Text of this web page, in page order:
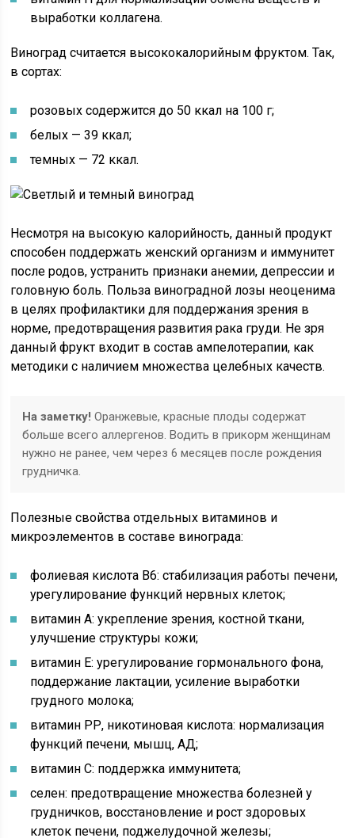
выработки коллагена.
Виноград считается высококалорийным фруктом. Так,
в сортах:
розовых содержится до 50 ккал на 100 г;
белых — 39 ккал;
темных — 72 ккал.
Несмотря на высокую калорийность, данный продукт
способен поддержать женский организм и иммунитет
после родов, устранить признаки анемии, депрессии и
головную боль. Польза виноградной лозы неоценима
в целях профилактики для поддержания зрения в
норме, предотвращения развития рака груди. Не зря
данный фрукт входит в состав ампелотерапии, как
методики с наличием множества целебных качеств.
На заметку! Оранжевые, красные плоды содержат
больше всего аллергенов. Водить в прикорм женщинам
нужно не ранее, чем через 6 месяцев после рождения
грудничка.
Полезные свойства отдельных витаминов и
микроэлементов в составе винограда:
фолиевая кислота В6: стабилизация работы печени,
урегулирование функций нервных клеток;
витамин А: укрепление зрения, костной ткани,
улучшение структуры кожи;
витамин Е: урегулирование гормонального фона,
поддержание лактации, усиление выработки
грудного молока;
витамин РР, никотиновая кислота: нормализация
функций печени, мышц, АД;
витамин С: поддержка иммунитета;
селен: предотвращение множества болезней у
грудничков, восстановление и рост здоровых
клеток печени, поджелудочной железы;